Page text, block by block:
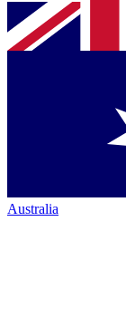
Australia